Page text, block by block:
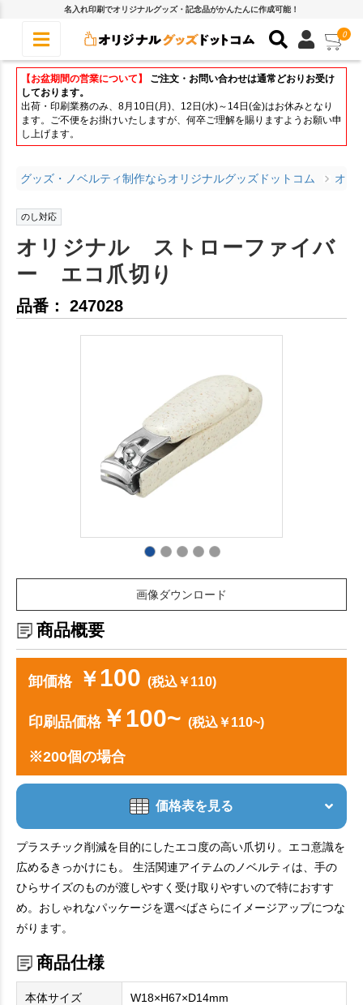
名入れ印刷でオリジナルグッズ・記念品がかんたんに作成可能！
0
【お盆期間の営業について】
ご注文・お問い合わせは通常どおりお受け
しております。
出荷・印刷業務のみ、8月10日(月)、12日(水)～14日(金)はお休みとなり
ます。ご不便をお掛けいたしますが、何卒ご理解を賜りますようお願い申
し上げます。
グッズ・ノベルティ制作ならオリジナルグッズドットコム オリ
のし対応
オリジナル ストローファイバ
ー エコ爪切り
品番： 247028
画像ダウンロード
商品概要
卸価格 ￥100 (税込￥110)
印刷品価格￥100~ (税込￥110~)
※200個の場合
価格表を見る
プラスチック削減を目的にしたエコ度の高い爪切り。エコ意識を
広めるきっかけにも。 生活関連アイテムのノベルティは、手の
ひらサイズのものが渡しやすく受け取りやすいので特におすす
め。おしゃれなパッケージを選べばさらにイメージアップにつな
がります。
商品仕様
本体サイズ W18×H67×D14mm